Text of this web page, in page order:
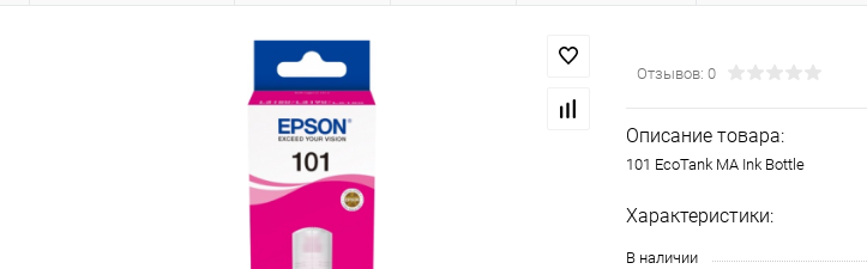
Отзывов: 0
Описание товара:
101 EcoTank MA Ink Bottle
Характеристики:
В наличии